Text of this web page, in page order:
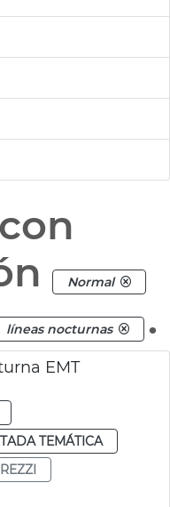
Normal
líneas nocturnas .
EMT
TEMÁTICA